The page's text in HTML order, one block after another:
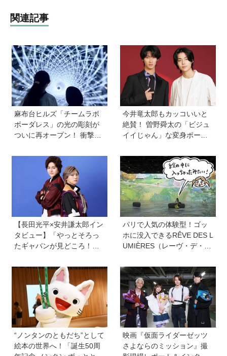
関連記事
麻布台ヒルズ「チームラボ
ボーダレス」の光の彫刻が
ついに再オープン！ 衝撃の
「宇宙の非対称性につい
て」も同時開催中
今井竜太郎もカッコいいと
絶賛！ 曽野舜太の「ビジュ
イイじゃん」な変身ポーズ
イダーゼッツ さよならのミ
ッション』】
【長田光平×安井謙太郎イン
タビュー】「やっとそろっ
たギャバンが見どころ！」
インフィニティ 太陽が泣い
パリで人気の体験型！ゴッ
ホに没入できるRÊVE DES L
UMIÈRES（レーヴ・デ・リ
どもと一緒に大満喫してき
ました！【ゆる〜く楽しむ
美術案内】
“ノンタンのともだち”として
絵本の世界へ！「誕生50周
映画『仮面ライダーゼッツ
さよならのミッション』撮